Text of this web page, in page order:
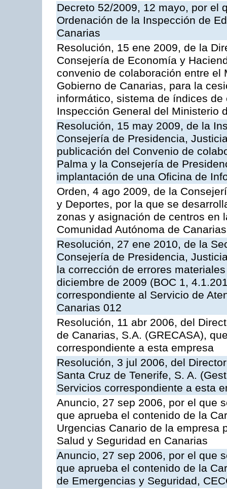
Decreto 52/2009, 12 mayo, por el
Ordenación de la Inspección de
Canarias
Resolución, 15 ene 2009, de la
Consejería de Economía y
convenio de colaboración entre
Gobierno de Canarias, para la
informático, sistema de índices
Inspección General del Ministerio
Resolución, 15 may 2009, de la
Consejería de Presidencia,
publicación del Convenio de
Palma y la Consejería de
implantación de una Oficina de
Orden, 4 ago 2009, de la
y Deportes, por la que se
zonas y asignación de centros en
Comunidad Autónoma de Canarias
Resolución, 27 ene 2010, de la
Consejería de Presidencia,
la corrección de errores
diciembre de 2009 (BOC 1,
correspondiente al Servicio de
Canarias 012
Resolución, 11 abr 2006, del
de Canarias, S.A. (GRECASA),
correspondiente a esta empresa
Resolución, 3 jul 2006, del
Santa Cruz de Tenerife, S. A.
Servicios correspondiente a esta
Anuncio, 27 sep 2006, por el que
que aprueba el contenido de la
Urgencias Canario de la empresa
Salud y Seguridad en Canarias
Anuncio, 27 sep 2006, por el que
que aprueba el contenido de la
de Emergencias y Seguridad,